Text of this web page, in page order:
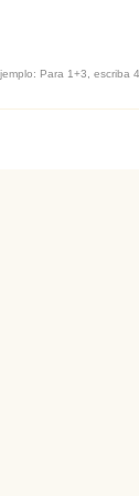
Para 1+3, escriba